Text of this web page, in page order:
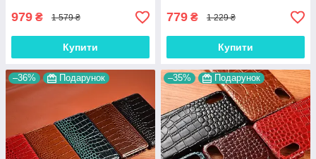
979 ₴ 1 579 ₴
Купити
779 ₴ 1 229 ₴
Купити
–36% Подарунок –35% Подарунок